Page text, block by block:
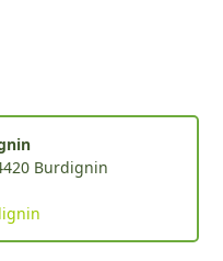
Burdignin